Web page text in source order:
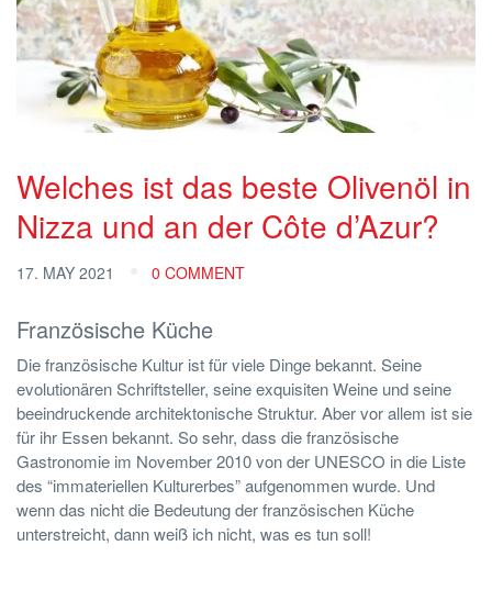
Welches ist das beste Olivenöl in
Nizza und an der Côte d’Azur?
17. MAY 2021 0 COMMENT
Französische Küche
Die französische Kultur ist für viele Dinge bekannt. Seine
evolutionären Schriftsteller, seine exquisiten Weine und seine
beeindruckende architektonische Struktur. Aber vor allem ist sie
für ihr Essen bekannt. So sehr, dass die französische
Gastronomie im November 2010 von der UNESCO in die Liste
des “immateriellen Kulturerbes” aufgenommen wurde. Und
wenn das nicht die Bedeutung der französischen Küche
unterstreicht, dann weiß ich nicht, was es tun soll!